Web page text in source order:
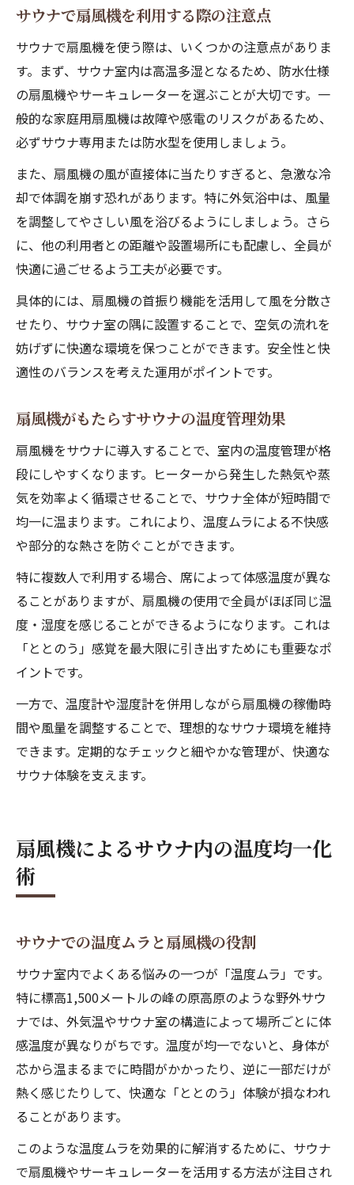
サウナで扇風機を利用する際の注意点
サウナで扇風機を使う際は、いくつかの注意点がありま
す。まず、サウナ室内は高温多湿となるため、防水仕様
の扇風機やサーキュレーターを選ぶことが大切です。一
般的な家庭用扇風機は故障や感電のリスクがあるため、
必ずサウナ専用または防水型を使用しましょう。
また、扇風機の風が直接体に当たりすぎると、急激な冷
却で体調を崩す恐れがあります。特に外気浴中は、風量
を調整してやさしい風を浴びるようにしましょう。さら
に、他の利用者との距離や設置場所にも配慮し、全員が
快適に過ごせるよう工夫が必要です。
具体的には、扇風機の首振り機能を活用して風を分散さ
せたり、サウナ室の隅に設置することで、空気の流れを
妨げずに快適な環境を保つことができます。安全性と快
適性のバランスを考えた運用がポイントです。
扇風機がもたらすサウナの温度管理効果
扇風機をサウナに導入することで、室内の温度管理が格
段にしやすくなります。ヒーターから発生した熱気や蒸
気を効率よく循環させることで、サウナ全体が短時間で
均一に温まります。これにより、温度ムラによる不快感
や部分的な熱さを防ぐことができます。
特に複数人で利用する場合、席によって体感温度が異な
ることがありますが、扇風機の使用で全員がほぼ同じ温
度・湿度を感じることができるようになります。これは
「ととのう」感覚を最大限に引き出すためにも重要なポ
イントです。
一方で、温度計や湿度計を併用しながら扇風機の稼働時
間や風量を調整することで、理想的なサウナ環境を維持
できます。定期的なチェックと細やかな管理が、快適な
サウナ体験を支えます。
扇風機によるサウナ内の温度均一化
術
サウナでの温度ムラと扇風機の役割
サウナ室内でよくある悩みの一つが「温度ムラ」です。
特に標高1,500メートルの峰の原高原のような野外サウ
ナでは、外気温やサウナ室の構造によって場所ごとに体
感温度が異なりがちです。温度が均一でないと、身体が
芯から温まるまでに時間がかかったり、逆に一部だけが
熱く感じたりして、快適な「ととのう」体験が損なわれ
ることがあります。
このような温度ムラを効果的に解消するために、サウナ
で扇風機やサーキュレーターを活用する方法が注目され